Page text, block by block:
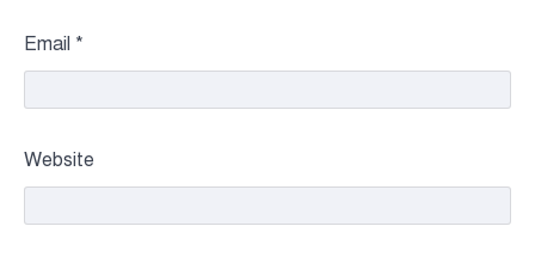
Email *
Website